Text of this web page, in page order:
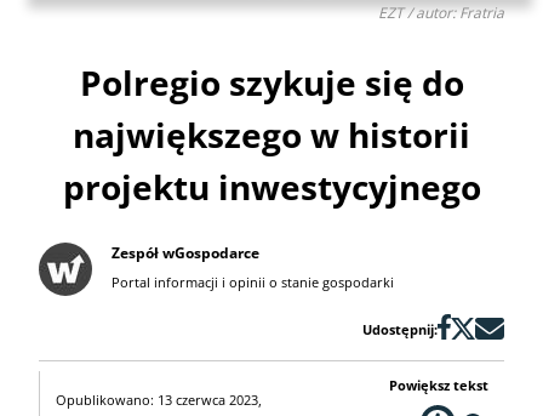
EZT / autor: Fratria
Polregio szykuje się do
największego w historii
projektu inwestycyjnego
Zespół wGospodarce
Portal informacji i opinii o stanie gospodarki
Udostępnij:
Opublikowano: 13 czerwca 2023,
Powiększ tekst